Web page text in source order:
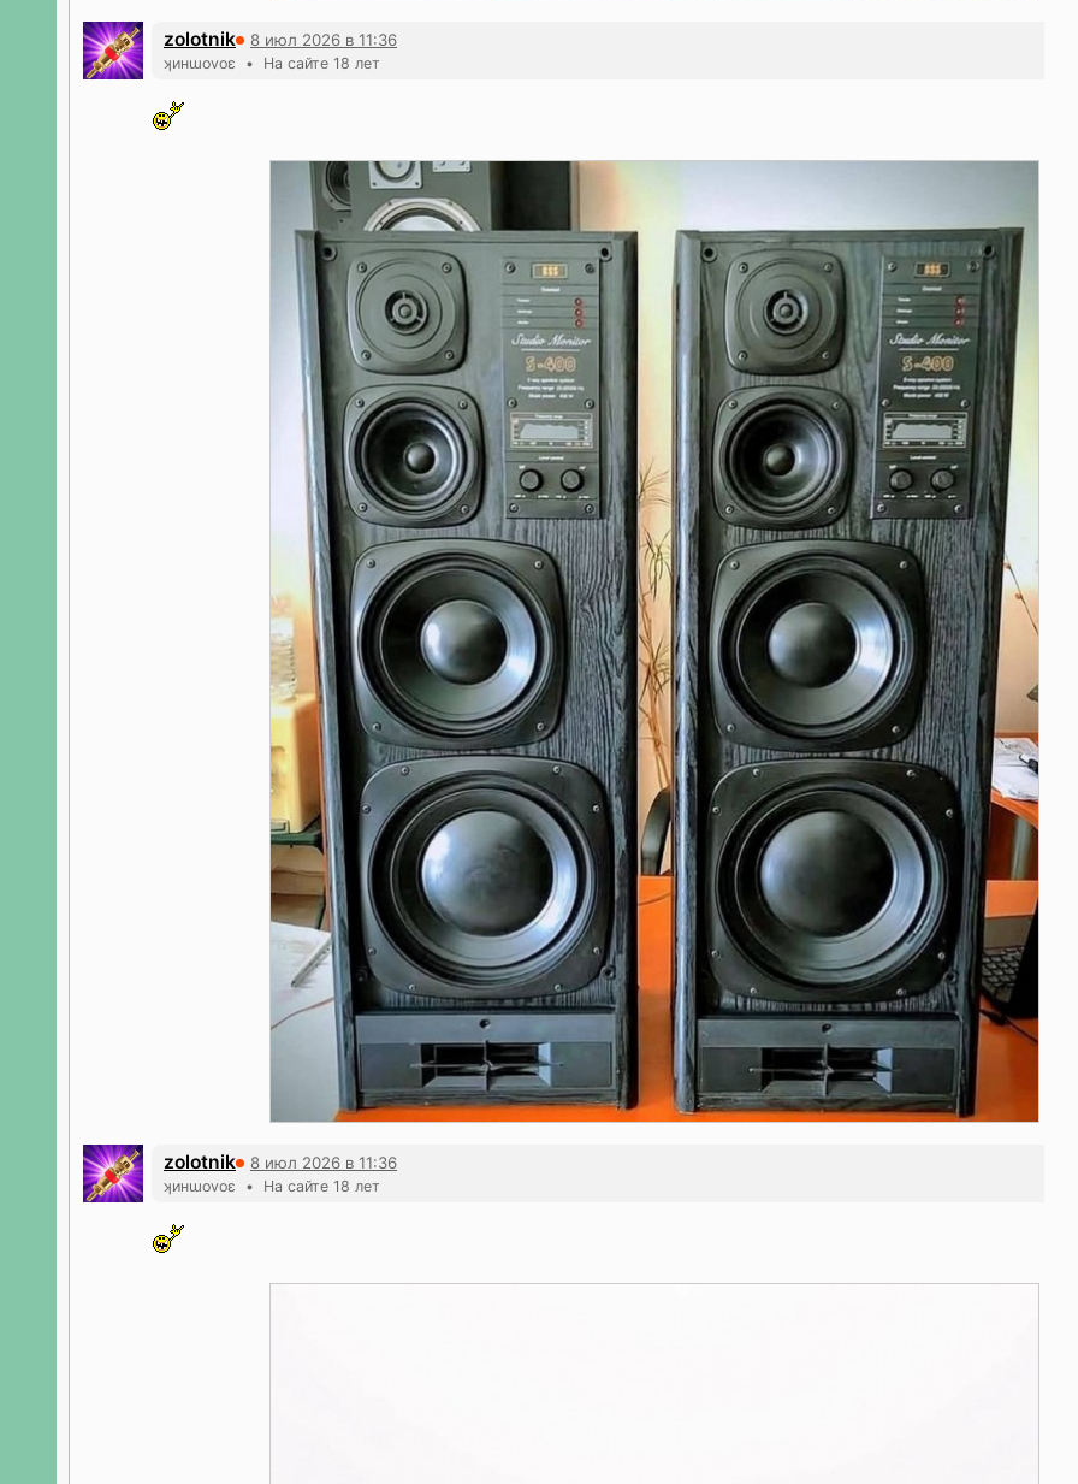
zolotnik 8 июл 2026 в 11:36
ʞинɯоvоε • На сайте 18 лет
zolotnik 8 июл 2026 в 11:36
ʞинɯоvоε • На сайте 18 лет